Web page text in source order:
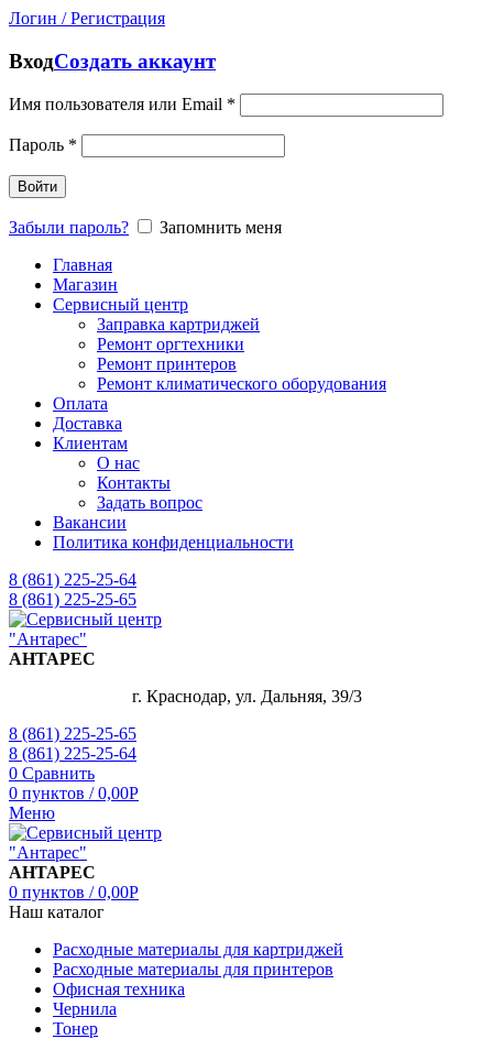
Логин / Регистрация
ВходСоздать аккаунт
Имя пользователя или Email *
Пароль *
Войти
Забыли пароль?
Запомнить меня
Главная
Магазин
Сервисный центр
Заправка картриджей
Ремонт оргтехники
Ремонт принтеров
Ремонт климатического оборудования
Оплата
Доставка
Клиентам
О нас
Контакты
Задать вопрос
Вакансии
Политика конфиденциальности
8 (861) 225-25-64
8 (861) 225-25-65
АНТАРЕС
г. Краснодар, ул. Дальняя, 39/3
8 (861) 225-25-65
8 (861) 225-25-64
0 Сравнить
0 пунктов / 0,00Р
Меню
АНТАРЕС
0 пунктов / 0,00Р
Наш каталог
Расходные материалы для картриджей
Расходные материалы для принтеров
Офисная техника
Чернила
Тонер